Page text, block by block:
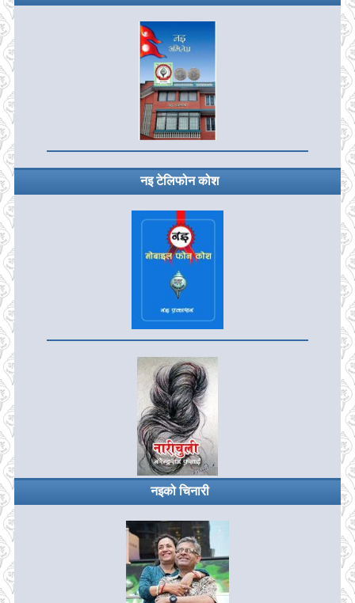
नइ टेलिफोन कोश
नइको चिनारी